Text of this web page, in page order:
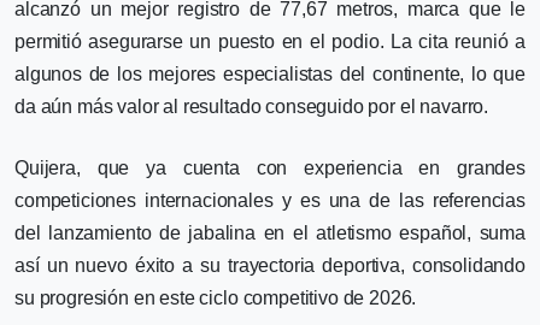
alcanzó un mejor registro de 77,67 metros, marca que le
permitió asegurarse un puesto en el podio. La cita reunió a
algunos de los mejores especialistas del continente, lo que
da aún más valor al resultado conseguido por el navarro.
Quijera, que ya cuenta con experiencia en grandes
competiciones internacionales y es una de las referencias
del lanzamiento de jabalina en el atletismo español, suma
así un nuevo éxito a su trayectoria deportiva, consolidando
su progresión en este ciclo competitivo de 2026.